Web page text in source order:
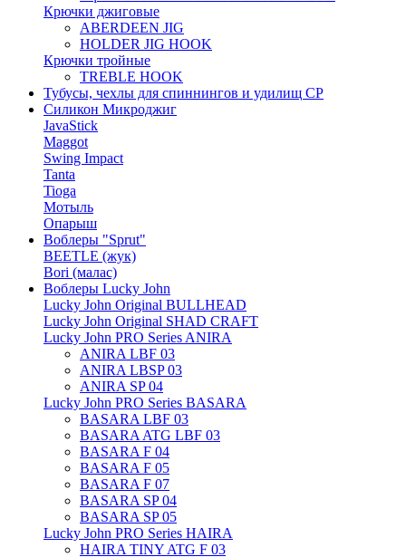
Крючки джиговые
ABERDEEN JIG
HOLDER JIG HOOK
Крючки тройные
TREBLE HOOK
Тубусы, чехлы для спиннингов и удилищ СР
Силикон Микроджиг
JavaStick
Maggot
Swing Impact
Tanta
Tioga
Мотыль
Опарыш
Воблеры "Sprut"
BEETLE (жук)
Bori (малас)
Воблеры Lucky John
Lucky John Original BULLHEAD
Lucky John Original SHAD CRAFT
Lucky John PRO Series ANIRA
ANIRA LBF 03
ANIRA LBSP 03
ANIRA SP 04
Lucky John PRO Series BASARA
BASARA LBF 03
BASARA ATG LBF 03
BASARA F 04
BASARA F 05
BASARA F 07
BASARA SP 04
BASARA SP 05
Lucky John PRO Series HAIRA
HAIRA TINY ATG F 03